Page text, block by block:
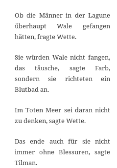
Ob die Männer in der Lagune
überhaupt Wale gefangen
hätten, fragte Wette.
Sie würden Wale nicht fangen,
das täusche, sagte Farb,
sondern sie richteten ein
Blutbad an.
Im Toten Meer sei daran nicht
zu denken, sagte Wette.
Das ende auch für sie nicht
immer ohne Blessuren, sagte
Tilman.